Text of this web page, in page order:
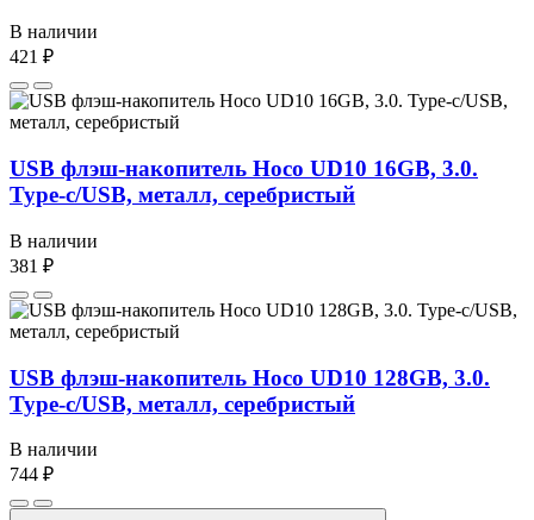
В наличии
421 ₽
USB флэш-накопитель Hoco UD10 16GB, 3.0.
Type-c/USB, металл, серебристый
В наличии
381 ₽
USB флэш-накопитель Hoco UD10 128GB, 3.0.
Type-c/USB, металл, серебристый
В наличии
744 ₽